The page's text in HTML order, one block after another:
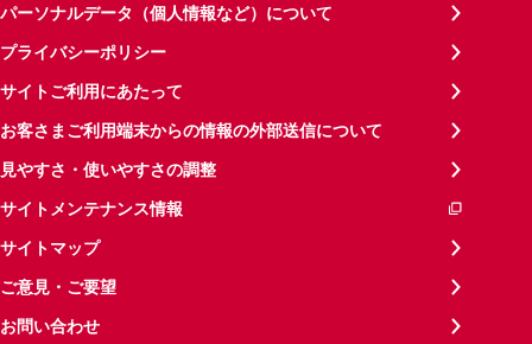
パーソナルデータ（個人情報など）について
プライバシーポリシー
サイトご利用にあたって
お客さまご利用端末からの情報の外部送信について
見やすさ・使いやすさの調整
サイトメンテナンス情報
サイトマップ
ご意見・ご要望
お問い合わせ